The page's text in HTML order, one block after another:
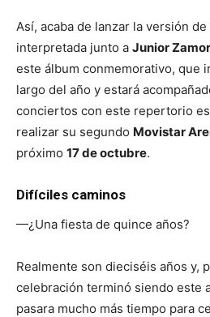
Así, acaba de lanzar la versión de
interpretada junto a Junior
este álbum conmemorativo, que
largo del año y estará
conciertos con este repertorio
realizar su segundo Movistar
próximo 17 de octubre.
Difíciles caminos
—¿Una fiesta de quince años?
Realmente son dieciséis años y,
celebración terminó siendo este
pasara mucho más tiempo para